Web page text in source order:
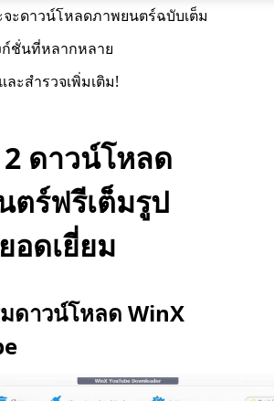
ะดาวน์โหลดภาพยนตร์ฉบับเต็ม
ก์ชั่นที่หลากหลาย
ละสำรวจเพิ่มเติม!
ดาวน์โหลด
ตร์ฟรีเต็มรูป
อดเยี่ยม
ดาวน์โหลด WinX